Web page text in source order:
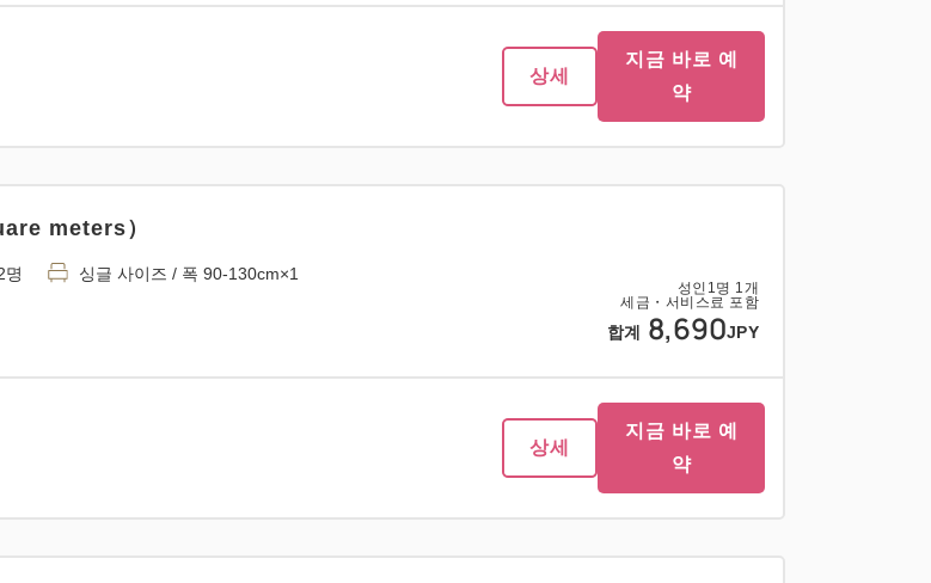
지금 바로 예
상세
지금 바로 예
약
성인 1명 1개
세금・서비스료 포함
합계 8,690JPY
meters）
명 싱글 사이즈 / 폭 90-130cm×1
상세
지금 바로 예
약